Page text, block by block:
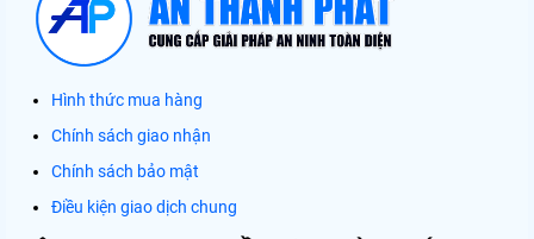
Hình thức mua hàng
Chính sách giao nhận
Chính sách bảo mật
Điều kiện giao dịch chung